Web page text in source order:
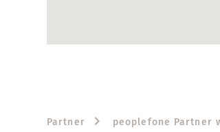
Partner peoplefone Partner